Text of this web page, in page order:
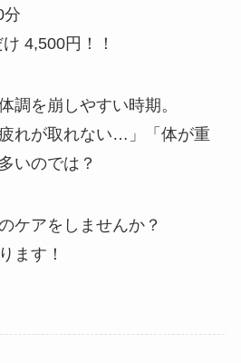
分
4,500円！！
調を崩しやすい時期。
れが取れない…」「体が重
いのでは？
ケアをしませんか？
ます！